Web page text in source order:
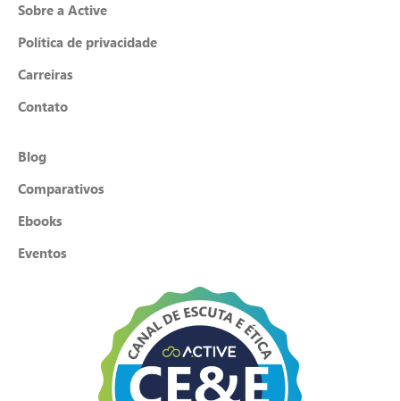
Sobre a Active
Política de privacidade
Carreiras
Contato
Blog
Comparativos
Ebooks
Eventos